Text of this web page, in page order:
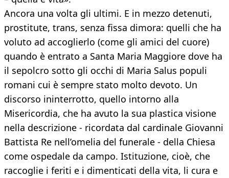
Ancora una volta gli ultimi. E in mezzo detenuti,
prostitute, trans, senza fissa dimora: quelli che ha
voluto ad accoglierlo (come gli amici del cuore)
quando è entrato a Santa Maria Maggiore dove ha
il sepolcro sotto gli occhi di Maria Salus populi
romani cui è sempre stato molto devoto. Un
discorso ininterrotto, quello intorno alla
Misericordia, che ha avuto la sua plastica visione
nella descrizione - ricordata dal cardinale Giovanni
Battista Re nell’omelia del funerale - della Chiesa
come ospedale da campo. Istituzione, cioè, che
raccoglie i feriti e i dimenticati della vita, li cura e